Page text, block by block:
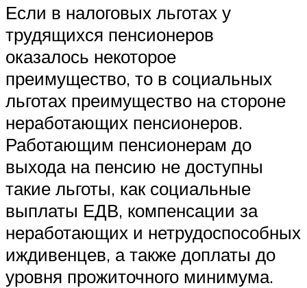
Если в налоговых льготах у
трудящихся пенсионеров
оказалось некоторое
преимущество, то в социальных
льготах преимущество на стороне
неработающих пенсионеров.
Работающим пенсионерам до
выхода на пенсию не доступны
такие льготы, как социальные
выплаты ЕДВ, компенсации за
неработающих и нетрудоспособных
иждивенцев, а также доплаты до
уровня прожиточного минимума.